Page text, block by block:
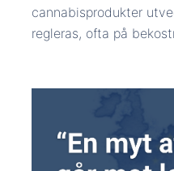
cannabisprodukter
regleras, ofta på